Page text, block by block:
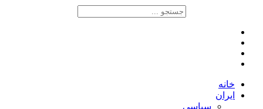
خانه
ایران
سیاسی